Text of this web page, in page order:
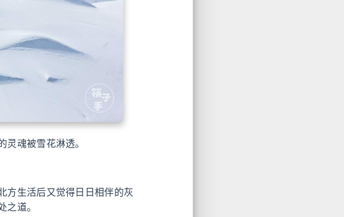
魂被雪花淋透。
方生活后又觉得日日相伴的灰
道。